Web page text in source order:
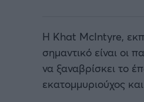
Η Khat McIntyre,
σημαντικό είναι οι
να ξαναβρίσκει το
εκατομμυριούχος